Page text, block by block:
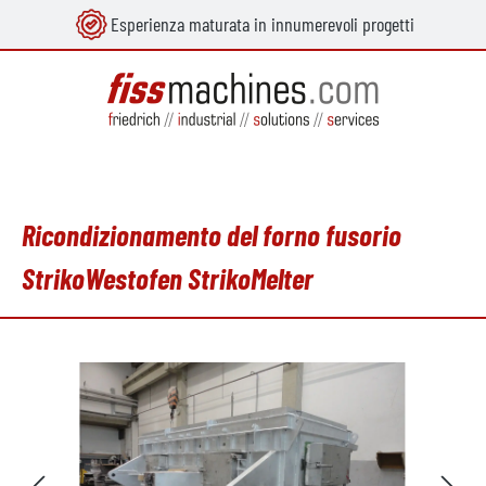
principale Esperienza maturata in innumerevoli progetti
Ricondizionamento del forno fusorio
StrikoWestofen StrikoMelter
Salta la galleria di immagini